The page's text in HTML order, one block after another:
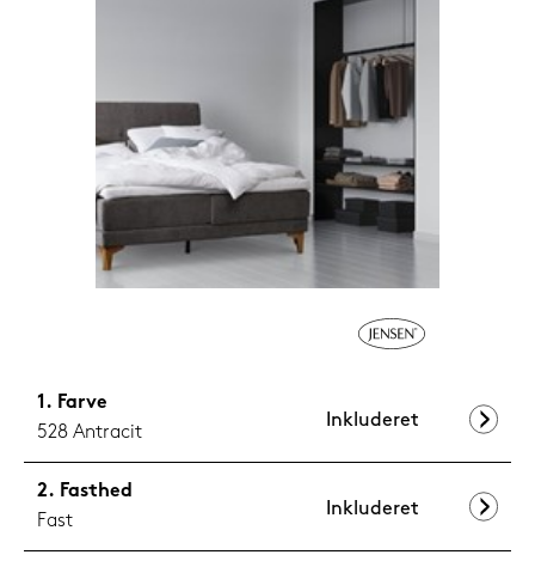
Farve
528 Antracit
Inkluderet
Fasthed
Fast
Inkluderet